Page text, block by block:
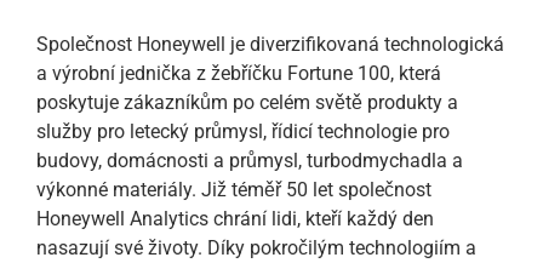
Společnost Honeywell je diverzifikovaná technologická
a výrobní jednička z žebříčku Fortune 100, která
poskytuje zákazníkům po celém světě produkty a
služby pro letecký průmysl, řídicí technologie pro
budovy, domácnosti a průmysl, turbodmychadla a
výkonné materiály. Již téměř 50 let společnost
Honeywell Analytics chrání lidi, kteří každý den
nasazují své životy. Díky pokročilým technologiím a